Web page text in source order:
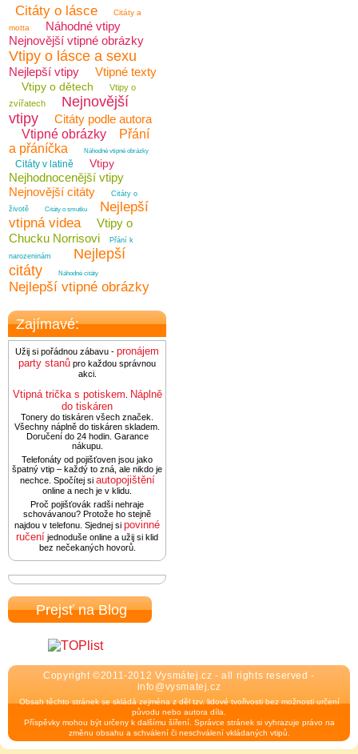
Citáty o lásce
Citáty a
motta
Náhodné vtipy
Nejnovější vtipné obrázky
Vtipy o lásce a sexu
Nejlepší vtipy Vtipné texty
Vtipy o dětech
Vtipy o
zvířatech
Nejnovější
vtipy
Citáty podle autora
Vtipné obrázky
Přání
a přáníčka
Náhodné vtipné obrázky
Citáty v latině Vtipy
Nejhodnocenější vtipy
Nejnovější citáty
Citáty o
životě
Citáty o smutku
Nejlepší
vtipná videa
Vtipy o
Chucku Norrisovi
Přání k
narozeninám
Nejlepší
citáty
Náhodné citáty
Nejlepší vtipné obrázky
Zajímavé:
Užij si pořádnou zábavu - pronájem
party stanů pro každou správnou
akci.
Vtipná trička s potiskem Náplně
do tiskáren
Tonery do tiskáren všech značek.
Všechny náplně do tiskáren skladem.
Doručení do 24 hodin. Garance
nákupu.
Telefonáty od pojišťoven jsou jako
špatný vtip – každý to zná, ale nikdo je
nechce. Spočítej si autopojištění
online a nech je v klidu.
Proč pojišťovák radši nehraje
schovávanou? Protože ho stejně
najdou v telefonu. Sjednej si povinné
ručení jednoduše online a užij si klid
bez nečekaných hovorů.
Prejsť na Blog
Copyright ©2011-2012 Vysmátej.cz - all rights reserved -
info@vysmatej.cz
Obsah těchto stránek se skládá zejména z děl tzv. lidové tvořivosti bez možnosti určení
původu nebo autora díla.
Příspěvky mohou být určeny k dalšímu šíření. Správce stránek si vyhrazuje právo na
změnu obsahu a schválení či neschválení vkládaných vtipů.